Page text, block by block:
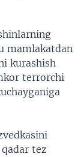
mamlakatdan
kurashish
terrorchi
tez